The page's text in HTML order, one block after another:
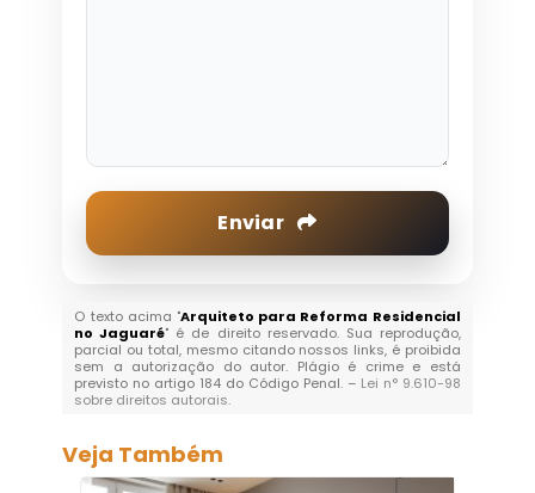
Enviar
O texto acima "Arquiteto para Reforma Residencial
no Jaguaré" é de direito reservado. Sua reprodução,
parcial ou total, mesmo citando nossos links, é proibida
sem a autorização do autor. Plágio é crime e está
previsto no artigo 184 do Código Penal. – Lei n° 9.610-98
sobre direitos autorais.
Veja Também